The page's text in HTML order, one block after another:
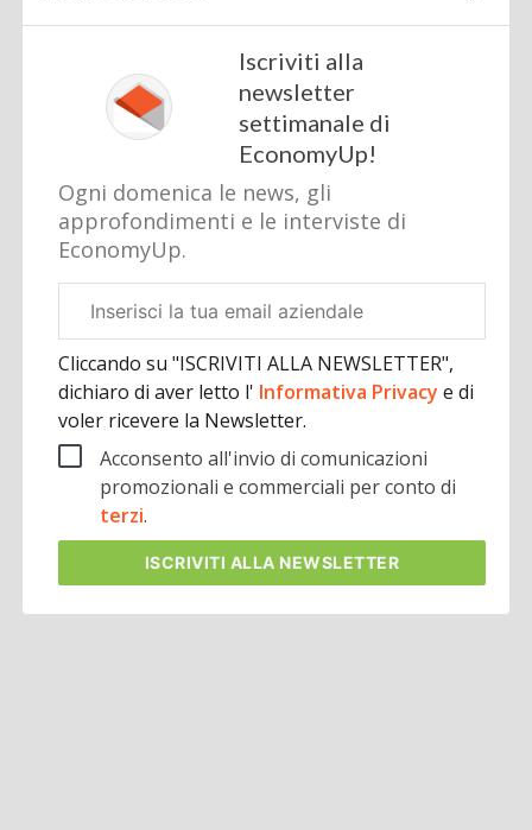
Iscriviti alla
newsletter
settimanale di
EconomyUp!
Ogni domenica le news, gli
approfondimenti e le interviste di
EconomyUp.
aziendale
Cliccando su "ISCRIVITI ALLA NEWSLETTER",
dichiaro di aver letto l' Informativa Privacye di
voler ricevere la Newsletter.
Acconsento all'invio di comunicazioni
promozionali e commerciali per conto di
terzi.
ISCRIVITI ALLA NEWSLETTER